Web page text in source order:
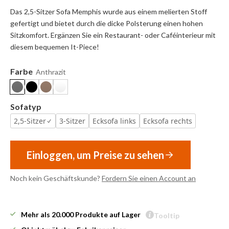
Das 2,5-Sitzer Sofa Memphis wurde aus einem melierten Stoff
gefertigt und bietet durch die dicke Polsterung einen hohen
Sitzkomfort. Ergänzen Sie ein Restaurant- oder Caféinterieur mit
diesem bequemen It-Piece!
Farbe Anthrazit
Sofatyp
2,5-Sitzer
3-Sitzer Ecksofa links Ecksofa rechts
Einloggen, um Preise zu sehen
Noch kein Geschäftskunde? Fordern Sie einen Account an
Mehr als 20.000 Produkte auf Lager
Tooltip